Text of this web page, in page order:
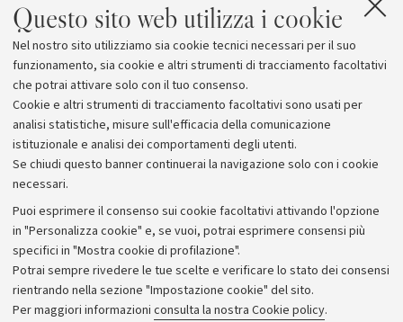
Questo sito web utilizza i cookie
Nel nostro sito utilizziamo sia cookie tecnici necessari per il suo
funzionamento, sia cookie e altri strumenti di tracciamento facoltativi
che potrai attivare solo con il tuo consenso.
Cookie e altri strumenti di tracciamento facoltativi sono usati per
analisi statistiche, misure sull'efficacia della comunicazione
istituzionale e analisi dei comportamenti degli utenti.
Se chiudi questo banner continuerai la navigazione solo con i cookie
necessari.
Puoi esprimere il consenso sui cookie facoltativi attivando l'opzione
in "Personalizza cookie" e, se vuoi, potrai esprimere consensi più
specifici in "Mostra cookie di profilazione".
Potrai sempre rivedere le tue scelte e verificare lo stato dei consensi
rientrando nella sezione "Impostazione cookie" del sito.
Per maggiori informazioni consulta la nostra Cookie policy.
Archivio
Comunicati stampa
Redazione
Rassegna stampa